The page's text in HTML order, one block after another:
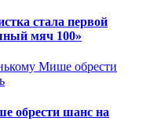
стала первой
мяч 100»
обрести шанс на